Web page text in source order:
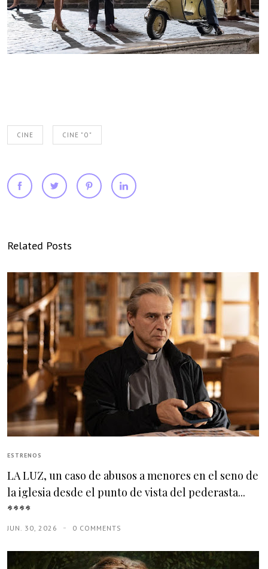
CINE CINE "O"
Related Posts
ESTRENOS
LA LUZ, un caso de abusos a menores en el seno de
la iglesia desde el punto de vista del pederasta...
****
JUN. 30, 2026 0 COMMENTS